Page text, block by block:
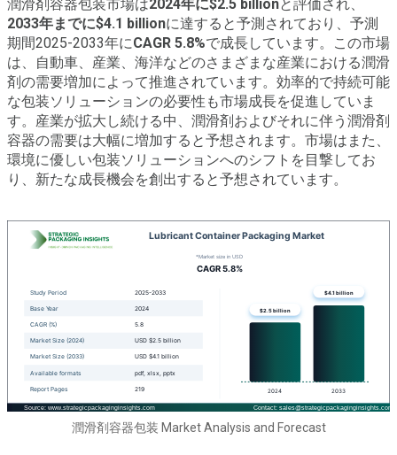
潤滑剤容器包装市場は2024年に$2.5 billionと評価され、
2033年までに$4.1 billionに達すると予測されており、予測
期間2025-2033年にCAGR 5.8%で成長しています。この市場
は、自動車、産業、海洋などのさまざまな産業における潤滑
剤の需要増加によって推進されています。効率的で持続可能
な包装ソリューションの必要性も市場成長を促進していま
す。産業が拡大し続ける中、潤滑剤およびそれに伴う潤滑剤
容器の需要は大幅に増加すると予想されます。市場はまた、
環境に優しい包装ソリューションへのシフトを目撃してお
り、新たな成長機会を創出すると予想されています。
潤滑剤容器包装 Market Analysis and Forecast